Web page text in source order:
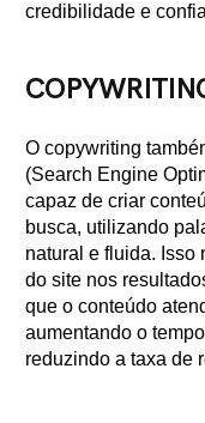
credibilidade e
O copywriting
(Search Engine
capaz de criar
busca, utilizando
natural e fluida. Isso
do site nos
que o conteúdo
aumentando o
reduzindo a taxa de